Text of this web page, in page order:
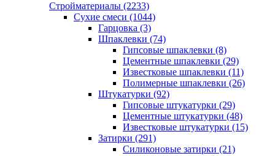
Стройматериалы (2233)
Сухие смеси (1044)
Гарцовка (3)
Шпаклевки (74)
Гипсовые шпаклевки (8)
Цементные шпаклевки (29)
Известковые шпаклевки (11)
Полимерные шпаклевки (26)
Штукатурки (92)
Гипсовые штукатурки (29)
Цементные штукатурки (48)
Известковые штукатурки (15)
Затирки (291)
Силиконовые затирки (21)